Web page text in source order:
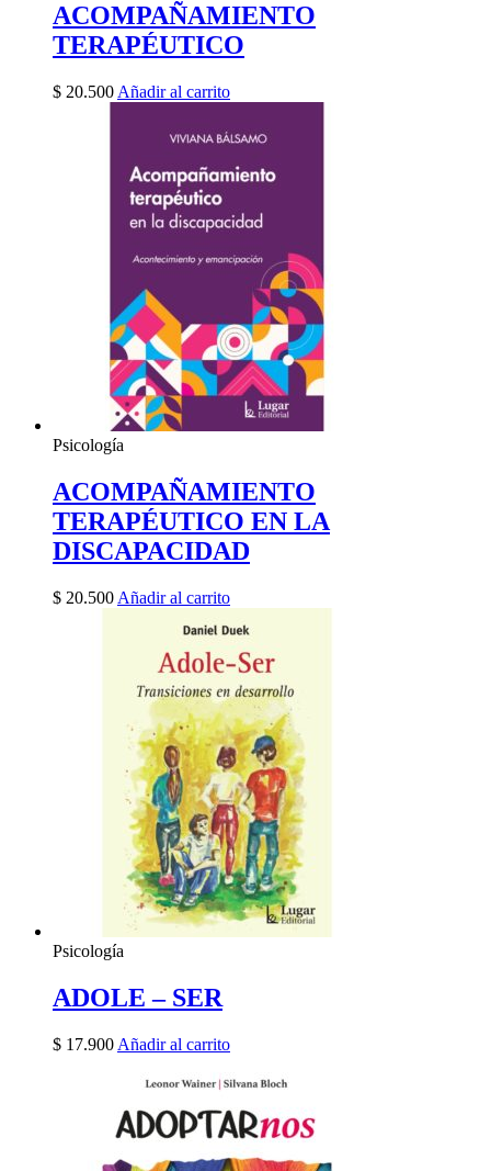
ACOMPAÑAMIENTO
TERAPÉUTICO
$ 20.500 Añadir al carrito
Psicología
ACOMPAÑAMIENTO
TERAPÉUTICO EN LA
DISCAPACIDAD
$ 20.500 Añadir al carrito
Psicología
ADOLE – SER
$ 17.900 Añadir al carrito